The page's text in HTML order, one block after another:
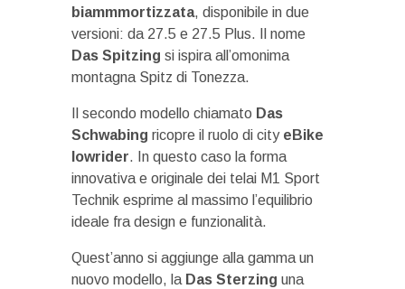
biammmortizzata, disponibile in due
versioni: da 27.5 e 27.5 Plus. Il nome
Das Spitzing si ispira all’omonima
montagna Spitz di Tonezza.
Il secondo modello chiamato Das
Schwabing ricopre il ruolo di city eBike
lowrider. In questo caso la forma
innovativa e originale dei telai M1 Sport
Technik esprime al massimo l’equilibrio
ideale fra design e funzionalità.
Quest’anno si aggiunge alla gamma un
nuovo modello, la Das Sterzing una